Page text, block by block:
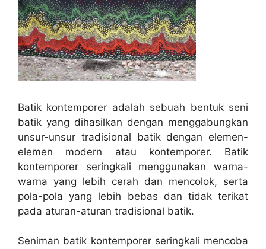
Batik kontemporer adalah sebuah bentuk seni
batik yang dihasilkan dengan menggabungkan
unsur-unsur tradisional batik dengan elemen-
elemen modern atau kontemporer. Batik
kontemporer seringkali menggunakan warna-
warna yang lebih cerah dan mencolok, serta
pola-pola yang lebih bebas dan tidak terikat
pada aturan-aturan tradisional batik.
Seniman batik kontemporer seringkali mencoba